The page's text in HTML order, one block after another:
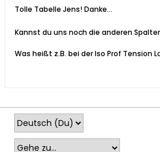
Tolle Tabelle Jens! Danke...
Kannst du uns noch die anderen
Was heißt z.B. bei der Iso Prof Tension